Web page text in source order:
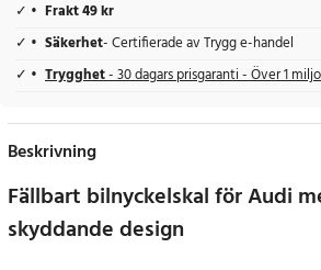
Frakt 49 kr
Säkerhet- Certifierade av Trygg e-handel
Trygghet- 30 dagars prisgaranti - Över 1
Beskrivning
Fällbart bilnyckelskal för Audi
skyddande design